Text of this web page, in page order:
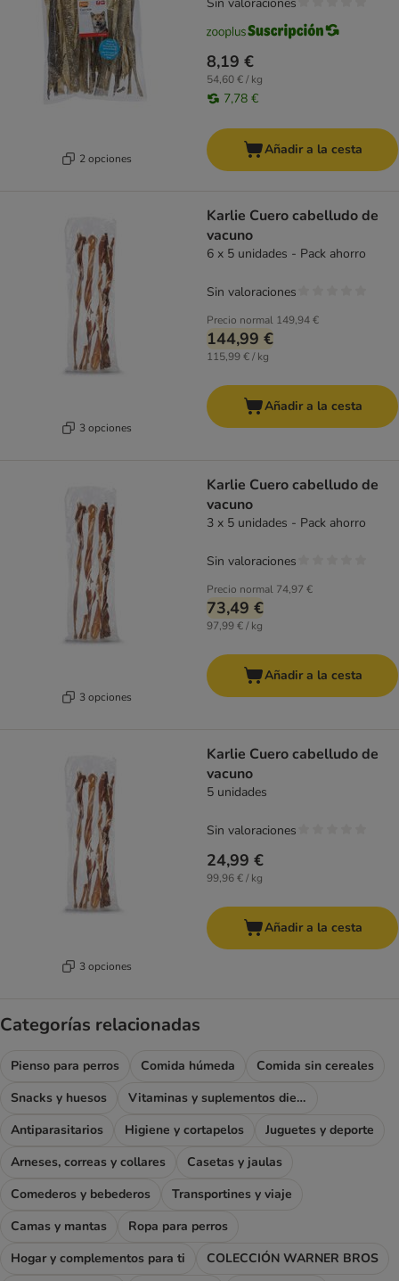
2 opciones
8,19 €
54,60 € / kg
7,78 €
Añadir a la cesta
3 opciones
Karlie Cuero cabelludo de
vacuno
6 x 5 unidades - Pack ahorro
Precio normal 149,94 €
144,99 €
115,99 € / kg
Sin valoraciones
Añadir a la cesta
3 opciones
Karlie Cuero cabelludo de
vacuno
3 x 5 unidades - Pack ahorro
Precio normal 74,97 €
73,49 €
97,99 € / kg
Sin valoraciones
Añadir a la cesta
3 opciones
Karlie Cuero cabelludo de
vacuno
5 unidades
24,99 €
99,96 € / kg
Sin valoraciones
Añadir a la cesta
Categorías relacionadas
Pienso para perros Comida húmeda
Comida sin cereales
Snacks y huesos
Vitaminas y suplementos dietéticos
Antiparasitarios
Higiene y cortapelos
Juguetes y deporte
Arneses, correas y collares
Casetas y jaulas
Comederos y bebederos
Transportines y viaje
Camas y mantas
Ropa para perros
Hogar y complementos para ti
COLECCIÓN WARNER BROS